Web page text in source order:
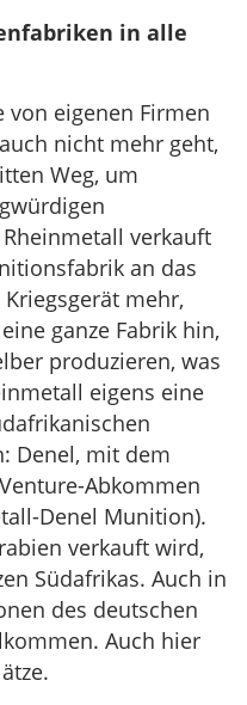
in alle
von eigenen Firmen
nicht mehr geht,
Weg, um
verkauft
an das
mehr,
ganze Fabrik hin,
produzieren, was
eigens eine
Denel, mit dem
Abkommen
Denel Munition).
verkauft wird,
Südafrikas. Auch in
des deutschen
Auch hier